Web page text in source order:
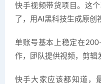
快手视频带货项目。这
了，用AI黑科技生成原创
单账号基本上稳定在
作，团队提供视频，剪辑
快手大家应该都知道，